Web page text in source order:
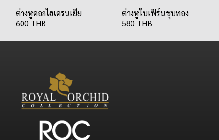
ต่างหูดอกไฮเดรนเยีย
600 THB
ต่างหูใบเฟิร์นชุบทอง
580 THB